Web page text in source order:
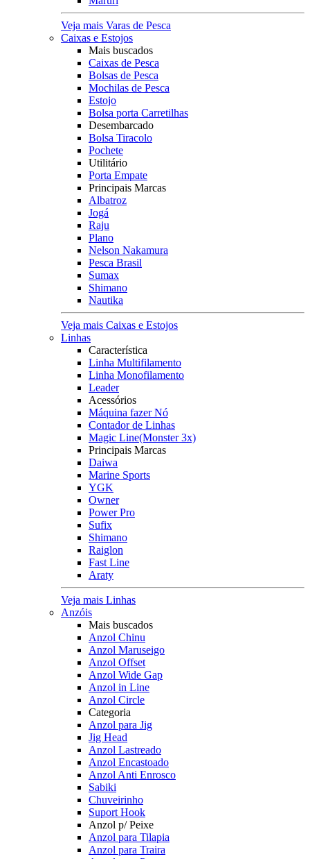
Veja mais Varas de Pesca
Caixas e Estojos
Mais buscados
Caixas de Pesca
Bolsas de Pesca
Mochilas de Pesca
Estojo
Bolsa porta Carretilhas
Desembarcado
Bolsa Tiracolo
Pochete
Utilitário
Porta Empate
Principais Marcas
Albatroz
Jogá
Raju
Plano
Nelson Nakamura
Pesca Brasil
Sumax
Shimano
Nautika
Veja mais Caixas e Estojos
Linhas
Característica
Linha Multifilamento
Linha Monofilamento
Leader
Acessórios
Máquina fazer Nó
Contador de Linhas
Magic Line(Monster 3x)
Principais Marcas
Daiwa
Marine Sports
YGK
Owner
Power Pro
Sufix
Shimano
Raiglon
Fast Line
Araty
Veja mais Linhas
Anzóis
Mais buscados
Anzol Chinu
Anzol Maruseigo
Anzol Offset
Anzol Wide Gap
Anzol in Line
Anzol Circle
Categoria
Anzol para Jig
Jig Head
Anzol Lastreado
Anzol Encastoado
Anzol Anti Enrosco
Sabiki
Chuveirinho
Suport Hook
Anzol p/ Peixe
Anzol para Tilapia
Anzol para Traira